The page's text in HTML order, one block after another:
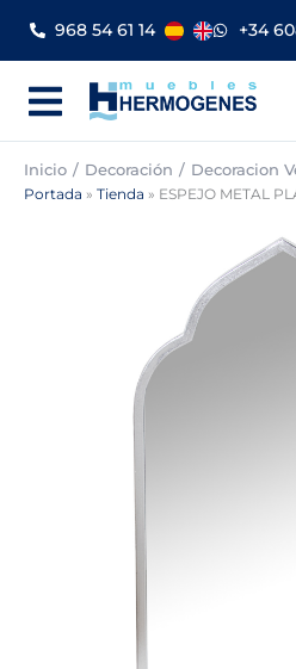
contenido
968 54 61 14 +34
Inicio Decoración Decoracion
Portada » Tienda » ESPEJO METAL